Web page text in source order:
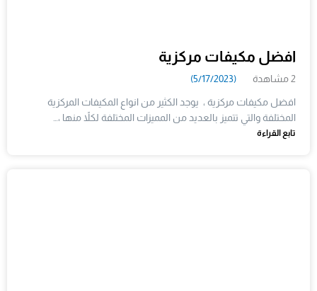
افضل مكيفات مركزية
2 مشاهدة (5/17/2023)
افضل مكيفات مركزية ، يوجد الكثير من انواع المكيفات المركزية
المختلفة والتي تتميز بالعديد من المميزات المختلفة لكلاً منها ،…
تابع القراءة